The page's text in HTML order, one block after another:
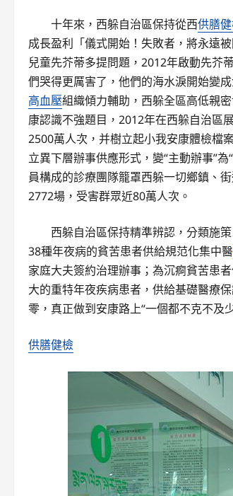
十年來，西躲自治區保持從西供膳
成長盈利「儀式開始！失敗者，將永遠
兒童先芥蒂多提問題，2012年啟動先芥
們哭得更厲害了，他們的海水淚開始變
高血壓組織傾力輔助，西躲全區高低親
康認識不強題目，2012年在西躲自治區
2500萬人次，并樹立起小我安康體檢檔
立異下層辦事供應形式，變“主動辦事”
員構成的診療團隊籠罩西躲一切鄉鎮、
2772場，受害群眾近80萬人次。
西躲自治區保持精準辨認，分類施
38種年夜病的貧苦患者供給規范化集中醫
家庭大夫簽約治理辦事；為沉痾貧苦患
大的重特年夜疾病患者，供給基礎醫療
零，真正做到安康路上“一個都不克不及
供膳健檢